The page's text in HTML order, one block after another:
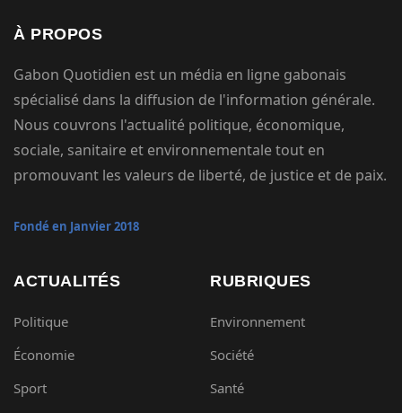
À PROPOS
Gabon Quotidien est un média en ligne gabonais
spécialisé dans la diffusion de l'information générale.
Nous couvrons l'actualité politique, économique,
sociale, sanitaire et environnementale tout en
promouvant les valeurs de liberté, de justice et de paix.
Fondé en Janvier 2018
ACTUALITÉS
Politique
Économie
Sport
RUBRIQUES
Environnement
Société
Santé